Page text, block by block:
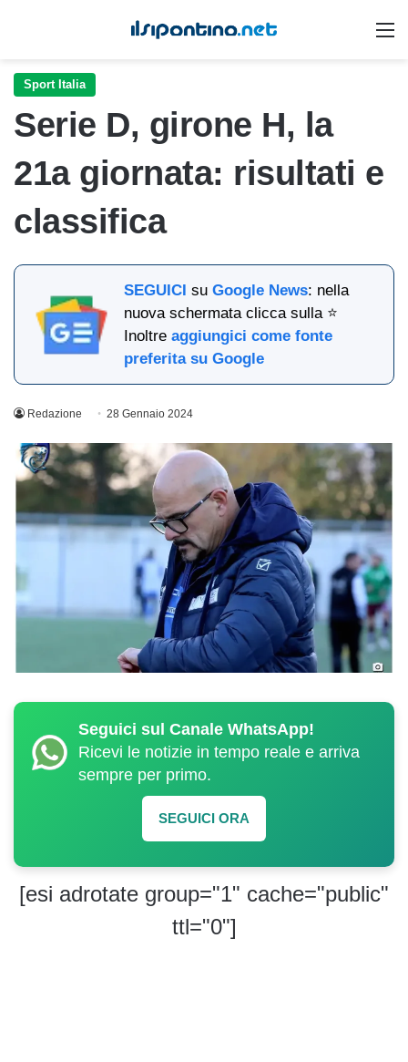
Sport Italia
Serie D, girone H, la
21a giornata: risultati e
classifica
SEGUICI suGoogle News: nella
nuova schermata clicca sulla ⭐
Inoltreaggiungici come fonte
preferita su Google
Redazione 28 Gennaio 2024
Seguici sul Canale WhatsApp!
Ricevi le notizie in tempo reale e arriva
sempre per primo.
SEGUICI ORA
[esi adrotate group="1" cache="public"
ttl="0"]